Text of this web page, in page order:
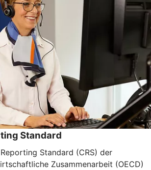
Standard
Standard (CRS) der
Zusammenarbeit (OECD)